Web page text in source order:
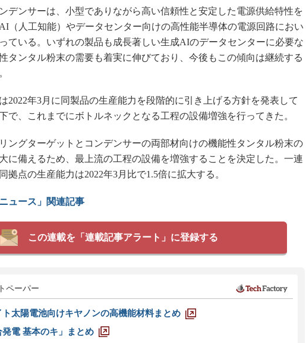
デンサーは、小型でありながら高い信頼性と安定した電源供給特性を
（人工知能）やデータセンター向けの高性能半導体の電源回路におい
ている。いずれの製品も成長著しい生成AIのデータセンターに必要な
タンタル粉末の需要も着実に伸びており、今後もこの傾向は継続する
2022年3月に同製品の生産能力を段階的に引き上げる方針を発表して
で、これまでにボトルネックとなる工程の設備増強を行ってきた。
ングターゲットとコンデンサーの両部材向けの機能性タンタル粉末の
に備えるため、最上流の工程の設備を増強することを決定した。一連
拠点の生産能力は2022年3月比で1.5倍に拡大する。
ュース」関連記事
この連載を「連載記事アラート」に登録する
ペーパー
太陽電池向けキヤノンの高機能材料まとめ
電 基本のキ」まとめ